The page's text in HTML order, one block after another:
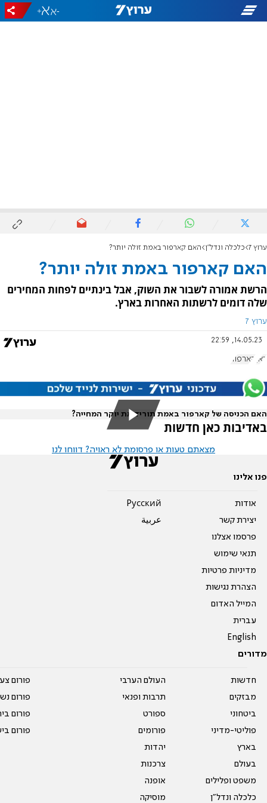
-
+
ערוץ 7 כלכלה ונדל"ן האם קארפור באמת זולה יותר?
האם קארפור באמת זולה יותר?
הרשת אמורה לשבור את השוק, אבל בינתיים לפחות המחירים
שלה דומים לרשתות האחרות בארץ.
ערוץ 7
14.05.23, 22:59
כאן קארפור
האם הכניסה של קארפור באמת תוריד את יוקר המחייה?
באדיבות כאן חדשות
מצאתם טעות או פרסומת לא ראויה? דווחו לנו
פנו אלינו
אודות
יצירת קשר
פרסמו אצלנו
תנאי שימוש
מדיניות פרטיות
הצהרת נגישות
המייל האדום
עברית
English
Pусский
عربية
מדורים
חדשות
מבזקים
ביטחוני
פוליטי-מדיני
בארץ
בעולם
משפט ופלילים
כלכלה ונדל"ן
העולם הערבי
תרבות ופנאי
ספורט
פורומים
יהדות
צרכנות
אופנה
מוסיקה
פורום
פורום
פורום
פורום